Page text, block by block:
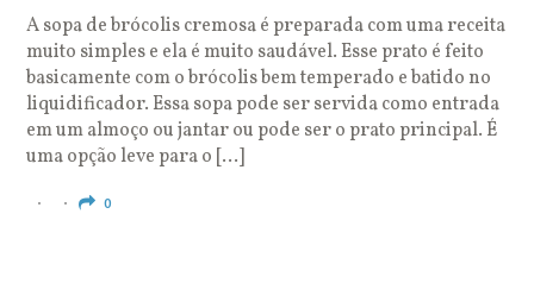
A sopa de brócolis cremosa é preparada com uma receita
muito simples e ela é muito saudável. Esse prato é feito
basicamente com o brócolis bem temperado e batido no
liquidificador. Essa sopa pode ser servida como entrada
em um almoço ou jantar ou pode ser o prato principal. É
uma opção leve para o […]
0